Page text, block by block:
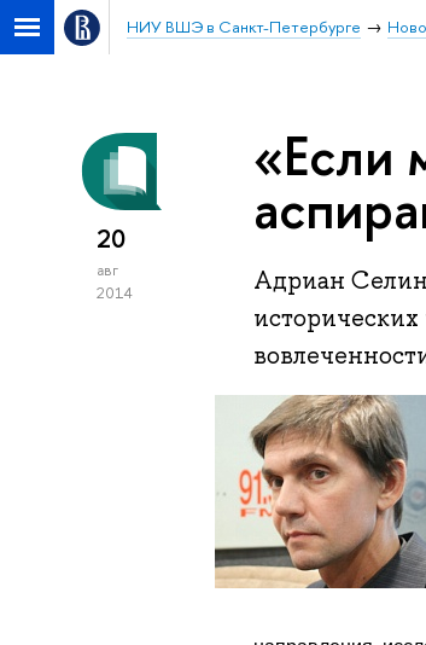
НИУ ВШЭ в Санкт-Петербурге
20
авг
2014
«Если
Адриан
исторических